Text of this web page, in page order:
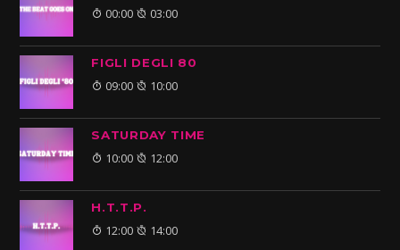
00:00 03:00
FIGLI DEGLI 80
09:00 10:00
SATURDAY TIME
10:00 12:00
H.T.T.P.
12:00 14:00